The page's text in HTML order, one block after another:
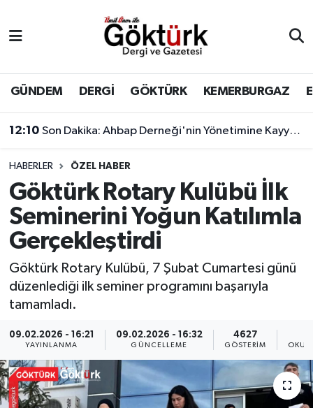
GÜNDEM DERGİ GÖKTÜRK KEMERBURGAZ
12:10 Son Dakika: Ahbap Derneği'nin Yönetimine Kayyum Atandı
HABERLER ÖZEL HABER
Göktürk Rotary Kulübü İlk
Seminerini Yoğun Katılımla
Gerçekleştirdi
Göktürk Rotary Kulübü, 7 Şubat Cumartesi günü
düzenlediği ilk seminer programını başarıyla
tamamladı.
09.02.2026 - 16:21
YAYINLANMA
09.02.2026 - 16:32
GÜNCELLEME
4627
GÖSTERIM
BİLİM
DERGİ
DÜNYA
EĞİTİM
EKONOMİ
GÖKTÜRK
GÜNDEM
KEMERBURGAZ
KÜLTÜR - SANAT
Eyüpsultan Hava Durumu
Eyüpsultan Trafik Yoğunluk Haritası
Süper Lig Puan Durumu ve Fikstür
Tüm Manşetler
Son Dakika Haberleri
Haber Arşivi